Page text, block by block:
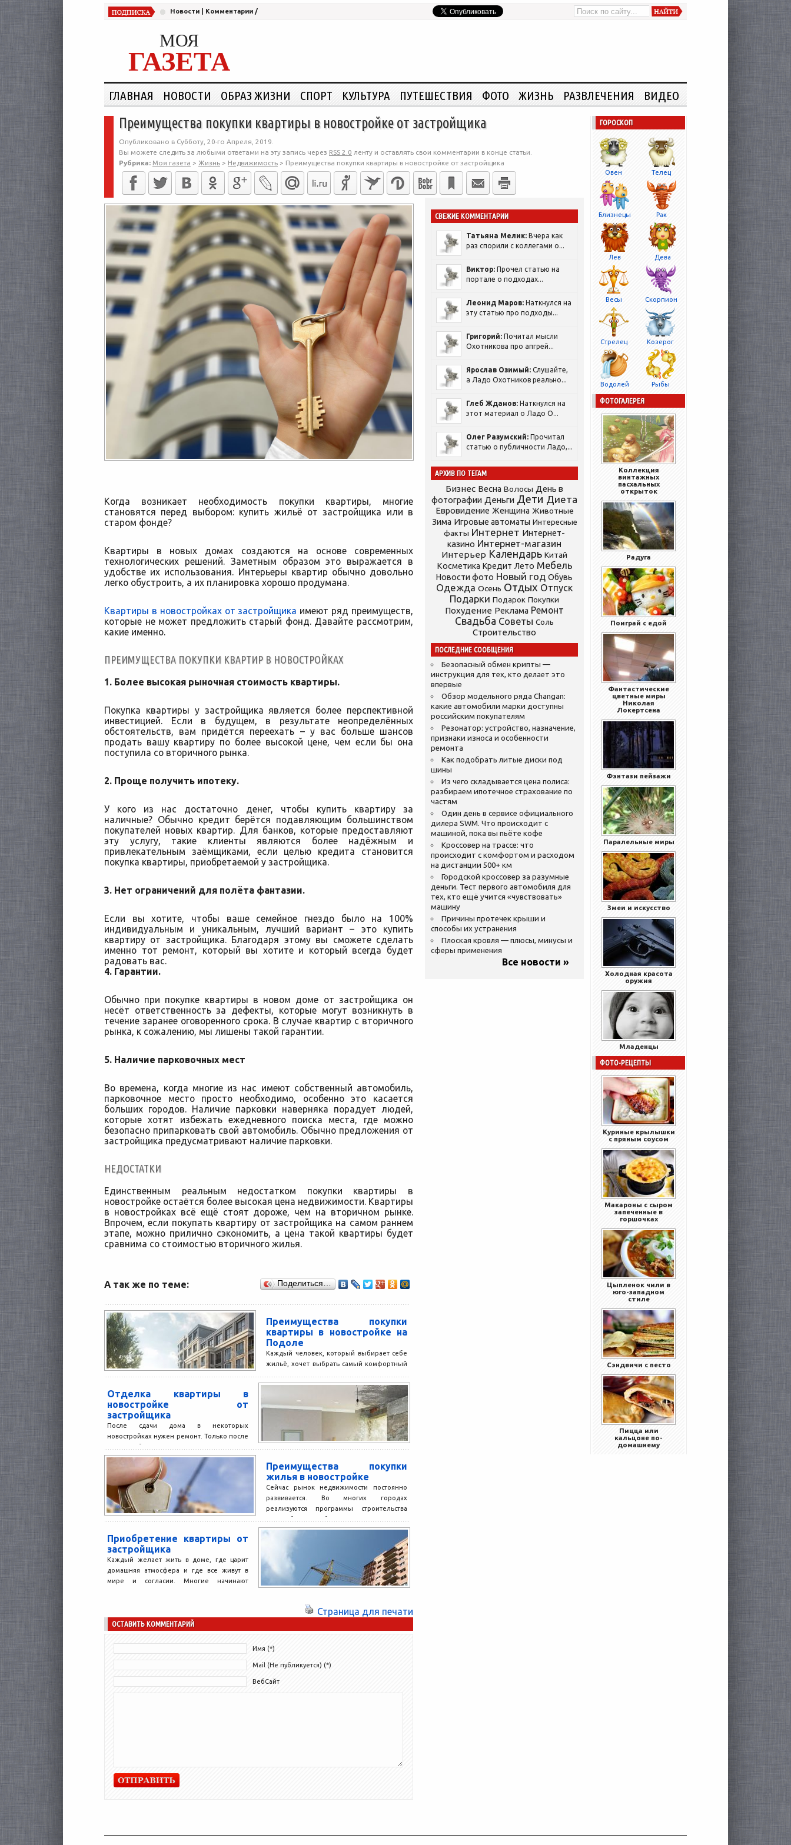
Новости Комментарии /
МОЯ
ГАЗЕТА
ГЛАВНАЯ НОВОСТИ ОБРАЗ ЖИЗНИ СПОРТ КУЛЬТУРА ПУТЕШЕСТВИЯ ФОТО ЖИЗНЬ РАЗВЛЕЧЕНИЯ ВИДЕО
Преимущества покупки квартиры в новостройке от застройщика
Опубликовано в Субботу, 20-го Апреля, 2019.
Вы можете следить за любыми ответами на эту запись через RSS 2.0 ленту и оставлять свои комментарии в конце статьи.
Рубрика: Моя газета > Жизнь > Недвижимость > Преимущества покупки квартиры в новостройке от застройщика
Когда возникает необходимость покупки квартиры, многие
становятся перед выбором: купить жильё от застройщика или в
старом фонде?
Квартиры в новых домах создаются на основе современных
технологических решений. Заметным образомэто выражается в
удобстве их использования. Интерьеры квартир обычно довольно
легко обустроить, а их планировка хорошо продумана.
Квартиры в новостройках от застройщика имеют ряд преимуществ,
которые не может предложить старый фонд. Давайте рассмотрим,
какие именно.
ПРЕИМУЩЕСТВА ПОКУПКИ КВАРТИР В НОВОСТРОЙКАХ
1. Более высокая рыночная стоимость квартиры.
Покупка квартиры у застройщика является более перспективной
инвестицией. Если в будущем, в результате неопределённых
обстоятельств, вам придётся переехать – у вас больше шансов
продать вашу квартиру по более высокой цене, чем если бы она
поступила со вторичного рынка.
2. Проще получить ипотеку.
У кого из нас достаточно денег, чтобы купить квартиру за
наличные? Обычно кредит берётся подавляющим большинством
покупателей новых квартир. Для банков, которые предоставляют
эту услугу, такие клиенты являются более надёжным и
привлекательным заёмщиками, если целью кредита становится
покупка квартиры, приобретаемой у застройщика.
3. Нет ограничений для полёта фантазии.
Если вы хотите, чтобы ваше семейное гнездо было на 100%
индивидуальным и уникальным, лучший вариант – это купить
квартиру от застройщика. Благодаря этому вы сможете сделать
именно тот ремонт, который вы хотите и который всегда будет
радовать вас.
4. Гарантии.
Обычно при покупке квартиры в новом доме от застройщика он
несёт ответственность за дефекты, которые могут возникнуть в
течение заранее оговоренного срока. В случае квартир с вторичного
рынка, к сожалению, мы лишены такой гарантии.
5. Наличие парковочных мест
Во времена, когда многие из нас имеют собственный автомобиль,
парковочное место просто необходимо, особенно это касается
больших городов. Наличие парковки наверняка порадует людей,
которые хотят избежать ежедневного поиска места, где можно
безопасно припарковать свой автомобиль. Обычно предложения от
застройщика предусматривают наличие парковки.
НЕДОСТАТКИ
Единственным реальным недостатком покупки квартиры в
новостройке остаётся более высокая цена недвижимости. Квартиры
в новостройках всё ещё стоят дороже, чем на вторичном рынке.
Впрочем, если покупать квартиру от застройщика на самом раннем
этапе, можно прилично сэкономить, а цена такой квартиры будет
сравнима со стоимостью вторичного жилья.
А так же по теме: Поделиться…
Преимущества покупки
квартиры в новостройке на
Подоле
Каждый человек, который выбирает себе
жильё, хочет выбрать самый комфортный
это непросто. Покупка квартиры всегда...
Отделка квартиры в
новостройке от
застройщика
После сдачи дома в некоторых
новостройках нужен ремонт. Только после
этого собственники могут переехать в
квартиру. Какие бывают виды отделки,...
Преимущества покупки
жилья в новостройке
Сейчас рынок недвижимости постоянно
развивается. Во многих городах
реализуются программы строительства
разнообразных объектов. Благодаря этому
люди получают возможность заселяться
Приобретение квартиры от
застройщика
Каждый желает жить в доме, где царит
домашняя атмосфера и где все живут в
мире и согласии. Многие начинают
Страница для печати
ОСТАВИТЬ КОММЕНТАРИЙ
Имя (*)
Mail (Не публикуется) (*)
ВебСайт
СВЕЖИЕ КОММЕНТАРИИ
Татьяна Мелик: Вчера как
раз спорили с коллегами о...
Виктор: Прочел статью на
портале о подходах...
Леонид Маров: Наткнулся на
эту статью про подходы...
Григорий: Почитал мысли
Охотникова про апгрей...
Ярослав Озимый: Слушайте,
а Ладо Охотников реально...
Глеб Жданов: Наткнулся на
этот материал о Ладо О...
Олег Разумский: Прочитал
статью о публичности Ладо,...
АРХИВ ПО ТЕГАМ
Бизнес Весна Волосы День в
фотографии Деньги Дети Диета
Евровидение Женщина Животные
Зима Игровые автоматы Интересные
факты Интернет Интернет-
казино Интернет-магазин
Интерьер Календарь Китай
Косметика Кредит Лето Мебель
Новости фото Новый год Обувь
Одежда Осень Отдых Отпуск
Подарки Подарок Покупки
Похудение Реклама Ремонт
Свадьба Советы Соль
Строительство
ПОСЛЕДНИЕ СООБЩЕНИЯ
Безопасный обмен крипты —
инструкция для тех, кто делает это
впервые
Обзор модельного ряда Changan:
какие автомобили марки доступны
российским покупателям
Резонатор: устройство, назначение,
признаки износа и особенности
ремонта
Как подобрать литые диски под
шины
Из чего складывается цена полиса:
разбираем ипотечное страхование по
частям
Один день в сервисе официального
дилера SWM. Что происходит с
машиной, пока вы пьёте кофе
Кроссовер на трассе: что
происходит с комфортом и расходом
на дистанции 500+ км
Городской кроссовер за разумные
деньги. Тест первого автомобиля для
тех, кто ещё учится «чувствовать»
машину
Причины протечек крыши и
способы их устранения
Плоская кровля — плюсы, минусы и
сферы применения
Все новости »
ГОРОСКОП
Овен Телец
Близнецы Рак
Лев Дева
Весы Скорпион
Стрелец Козерог
Водолей Рыбы
ФОТОГАЛЕРЕЯ
Коллекция
винтажных
пасхальных
открыток
Радуга
Поиграй с едой
Фантастические
цветные миры
Николая
Локертсена
Фэнтази пейзажи
Паралельные миры
Змеи и искусство
Холодная красота
оружия
Младенцы
ФОТО-РЕЦЕПТЫ
Куриные крылышки
с пряным соусом
Макароны с сыром
запеченные в
горшочках
Цыпленок чили в
юго-западном
стиле
Сэндвичи с песто
Пицца или
кальцоне по-
домашнему